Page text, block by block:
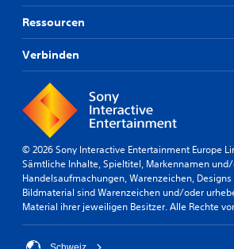
Ressourcen
Verbinden
© 2026 Sony Interactive Entertainment Europe
Sämtliche Inhalte, Spieltitel, Markennamen
Handelsaufmachungen, Warenzeichen,
Bildmaterial sind Warenzeichen und/oder
Material ihrer jeweiligen Besitzer. Alle Rechte